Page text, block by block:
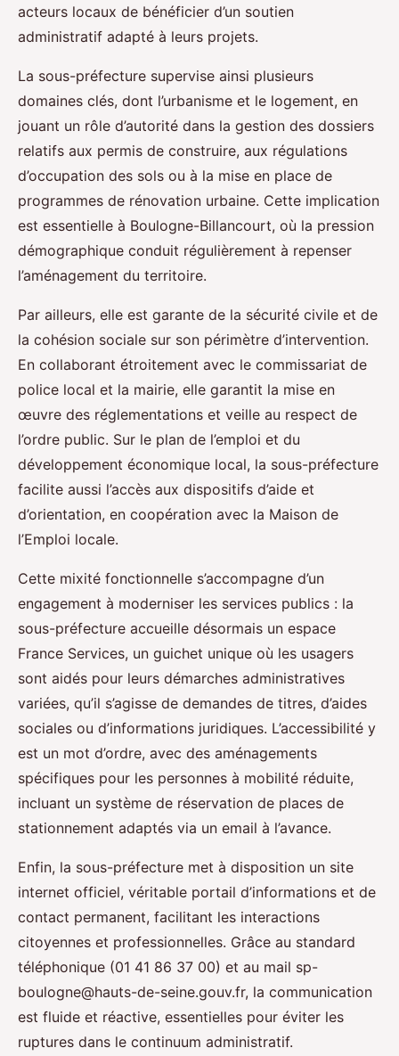
acteurs locaux de bénéficier d’un soutien
administratif adapté à leurs projets.
La sous-préfecture supervise ainsi plusieurs
domaines clés, dont l’urbanisme et le logement, en
jouant un rôle d’autorité dans la gestion des dossiers
relatifs aux permis de construire, aux régulations
d’occupation des sols ou à la mise en place de
programmes de rénovation urbaine. Cette implication
est essentielle à Boulogne-Billancourt, où la pression
démographique conduit régulièrement à repenser
l’aménagement du territoire.
Par ailleurs, elle est garante de la sécurité civile et de
la cohésion sociale sur son périmètre d’intervention.
En collaborant étroitement avec le commissariat de
police local et la mairie, elle garantit la mise en
œuvre des réglementations et veille au respect de
l’ordre public. Sur le plan de l’emploi et du
développement économique local, la sous-préfecture
facilite aussi l’accès aux dispositifs d’aide et
d’orientation, en coopération avec la Maison de
l’Emploi locale.
Cette mixité fonctionnelle s’accompagne d’un
engagement à moderniser les services publics : la
sous-préfecture accueille désormais un espace
France Services, un guichet unique où les usagers
sont aidés pour leurs démarches administratives
variées, qu’il s’agisse de demandes de titres, d’aides
sociales ou d’informations juridiques. L’accessibilité y
est un mot d’ordre, avec des aménagements
spécifiques pour les personnes à mobilité réduite,
incluant un système de réservation de places de
stationnement adaptés via un email à l’avance.
Enfin, la sous-préfecture met à disposition un site
internet officiel, véritable portail d’informations et de
contact permanent, facilitant les interactions
citoyennes et professionnelles. Grâce au standard
téléphonique (01 41 86 37 00) et au mail sp-
boulogne@hauts-de-seine.gouv.fr, la communication
est fluide et réactive, essentielles pour éviter les
ruptures dans le continuum administratif.